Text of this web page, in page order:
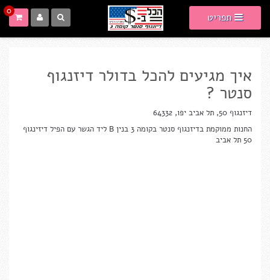
תפריט 0
איך מגיעים להכל בדולר דיזנגוף
סנטר ?
דיזנגוף 50, תל אביב יפו, 64332
החנות ממוקמת בדיזנגוף סנטר בקומה 3 בנין B ליד הגשר עם הפיל דיזינגוף
50 תל אביב